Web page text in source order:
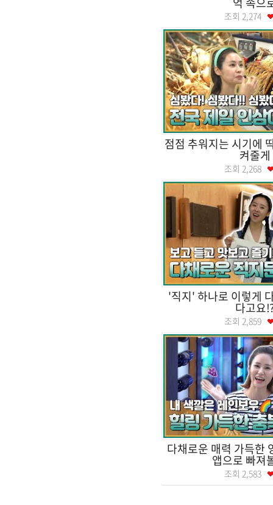
조회 2,274
점점 추워지는 시기에
켜줄게
조회 2,268
'직지' 하나로 이렇게
다고요
조회 2,859
다채로운 매력 가득한
앱으로 빠져
조회 2,583